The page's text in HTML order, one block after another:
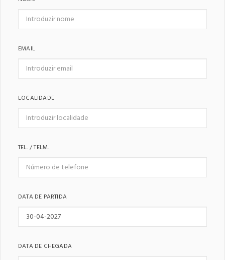
EMAIL
LOCALIDADE
TEL. / TELM.
DATA DE PARTIDA
DATA DE CHEGADA